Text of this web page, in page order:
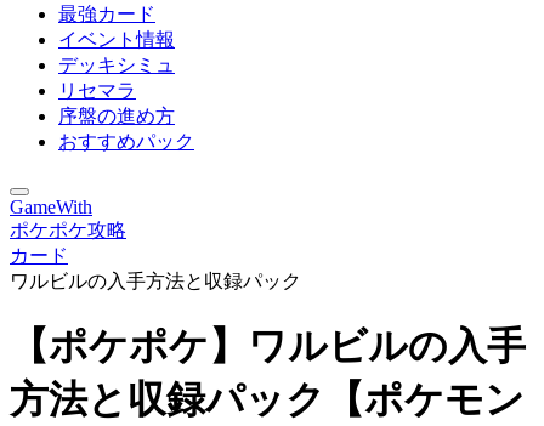
最強カード
イベント情報
デッキシミュ
リセマラ
序盤の進め方
おすすめパック
GameWith
ポケポケ攻略
カード
ワルビルの入手方法と収録パック
【ポケポケ】ワルビルの入手
方法と収録パック【ポケモン